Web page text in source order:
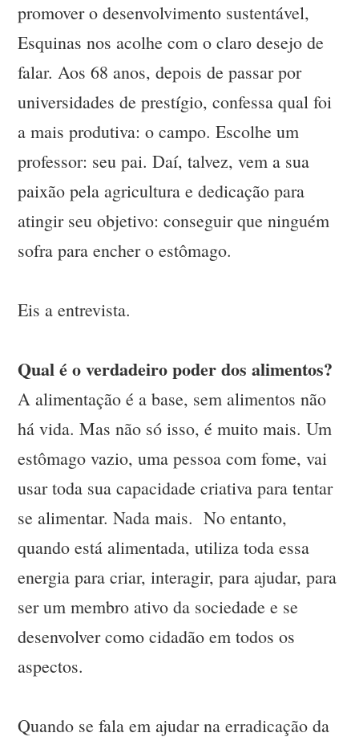
promover o desenvolvimento sustentável,
Esquinas nos acolhe com o claro desejo de
falar. Aos 68 anos, depois de passar por
universidades de prestígio, confessa qual foi
a mais produtiva: o campo. Escolhe um
professor: seu pai. Daí, talvez, vem a sua
paixão pela agricultura e dedicação para
atingir seu objetivo: conseguir que ninguém
sofra para encher o estômago.
Eis a entrevista.
Qual é o verdadeiro poder dos alimentos?
A alimentação é a base, sem alimentos não
há vida. Mas não só isso, é muito mais. Um
estômago vazio, uma pessoa com fome, vai
usar toda sua capacidade criativa para tentar
se alimentar. Nada mais. No entanto,
quando está alimentada, utiliza toda essa
energia para criar, interagir, para ajudar, para
ser um membro ativo da sociedade e se
desenvolver como cidadão em todos os
aspectos.
Quando se fala em ajudar na erradicação da